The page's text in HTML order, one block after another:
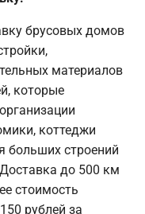
брусовых домов
материалов
которые
коттеджи
больших строений
до 500 км
стоимость
рублей за